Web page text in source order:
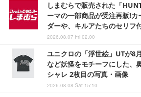
しまむらで販売された「
ーマの一部商品が受注再販!
ダーや、キルアたちのセリフ
2026.08.07 Fri 02:00
ユニクロの「浮世絵」UTが8
など妖怪をモチーフにした、
シャレ 2枚目の写真・画像
2026.08.08 Sat 15:10